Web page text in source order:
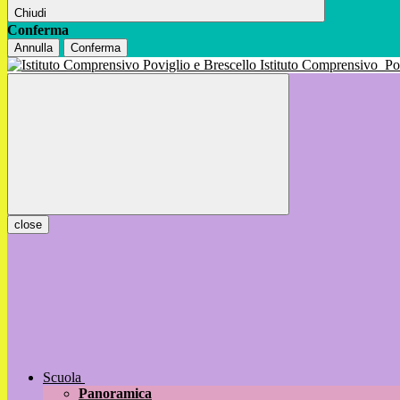
Chiudi
Conferma
Annulla Conferma
Istituto Comprensivo
close
Scuola
Panoramica